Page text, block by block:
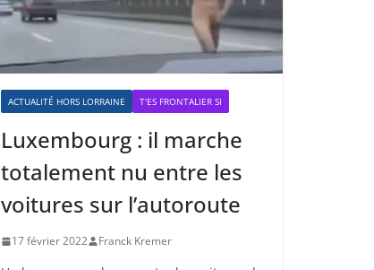
ACTUALITÉ HORS LORRAINE T'ES FRONTALIER SI
Luxembourg : il marche
totalement nu entre les
voitures sur l’autoroute
17 février 2022 Franck Kremer